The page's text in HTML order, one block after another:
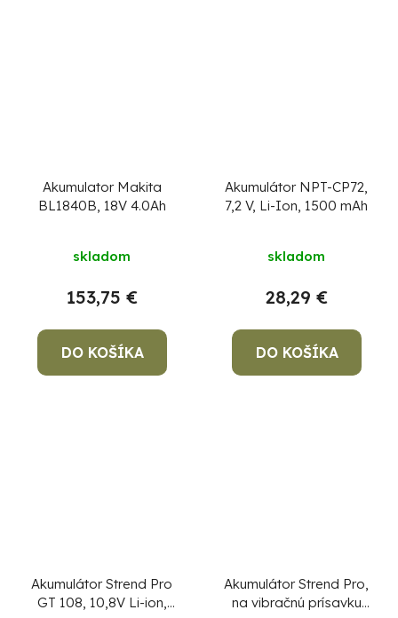
Akumulator Makita
BL1840B, 18V 4.0Ah
skladom
153,75 €
DO KOŠÍKA
Akumulátor NPT-CP72,
7,2 V, Li-Ion, 1500 mAh
skladom
28,29 €
DO KOŠÍKA
Akumulátor Strend Pro
GT 108, 10,8V Li-ion,
Akumulátor Strend Pro,
na vibračnú prísavku